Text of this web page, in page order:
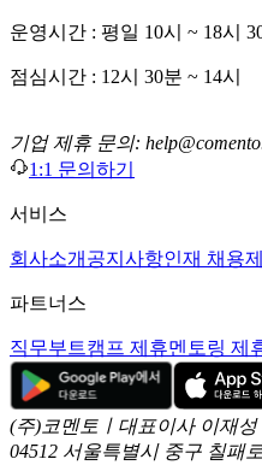
운영시간 : 평일 10시 ~ 18시
점심시간 : 12시 30분 ~ 14시
기업 제휴 문의:
1:1 문의하기
서비스
회사소개 공지사항인재 채용
파트너스
직무부트캠프 제휴멘토링 제
(주)코멘토ㅣ대표이사 이재성
04512 서울특별시 중구 칠패